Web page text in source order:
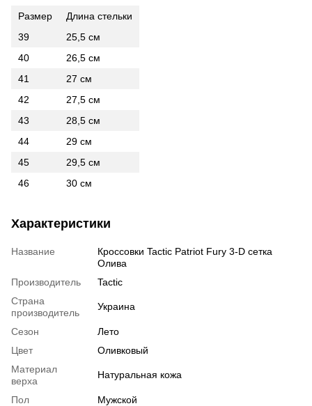
Размер
Длина стельки
39
25,5 см
40
26,5 см
41
27 см
42
27,5 см
43
28,5 см
44
29 см
45
29,5 см
46
30 см
Характеристики
Название
Кроссовки Tactic Patriot Fury 3-D сетка
Олива
Производитель
Tactic
Страна
производитель
Украина
Сезон
Лето
Цвет
Оливковый
Материал
верха
Натуральная кожа
Пол
Мужской